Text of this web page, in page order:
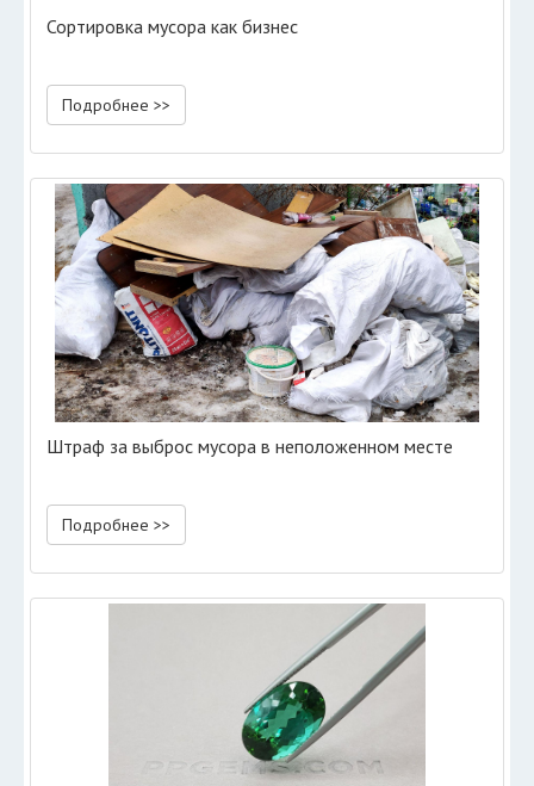
Сортировка мусора как бизнес
Подробнее >>
Штраф за выброс мусора в неположенном месте
Подробнее >>